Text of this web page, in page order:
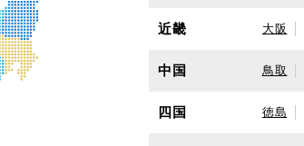
近畿 大阪
中国 鳥取
四国 徳島